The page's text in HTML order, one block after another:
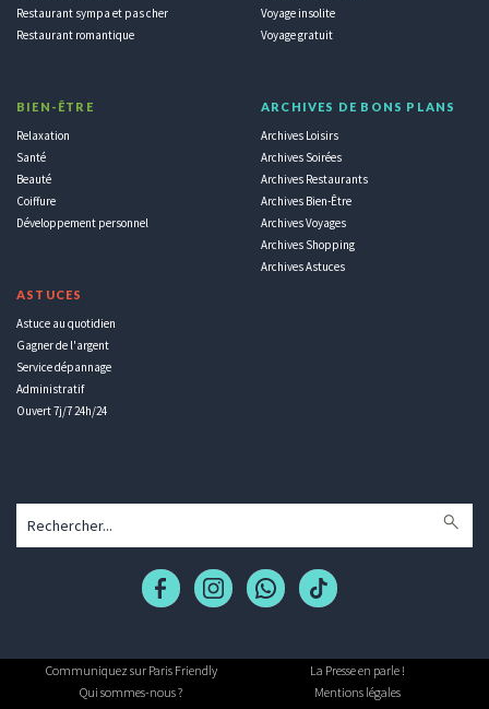
Restaurant sympa et pas cher
Restaurant romantique
BIEN-ÊTRE
Relaxation
Santé
Beauté
Coiffure
Développement personnel
ASTUCES
Astuce au quotidien
Gagner de l'argent
Service dépannage
Administratif
Ouvert 7j/7 24h/24
Voyage insolite
Voyage gratuit
ARCHIVES DE BONS PLANS
Archives Loisirs
Archives Soirées
Archives Restaurants
Archives Bien-Être
Archives Voyages
Archives Shopping
Archives Astuces
Communiquez sur Paris Friendly
La Presse en parle !
Qui sommes-nous ?
Mentions légales